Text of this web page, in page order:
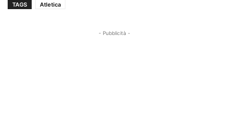
TAGS Atletica
- Pubblicità -